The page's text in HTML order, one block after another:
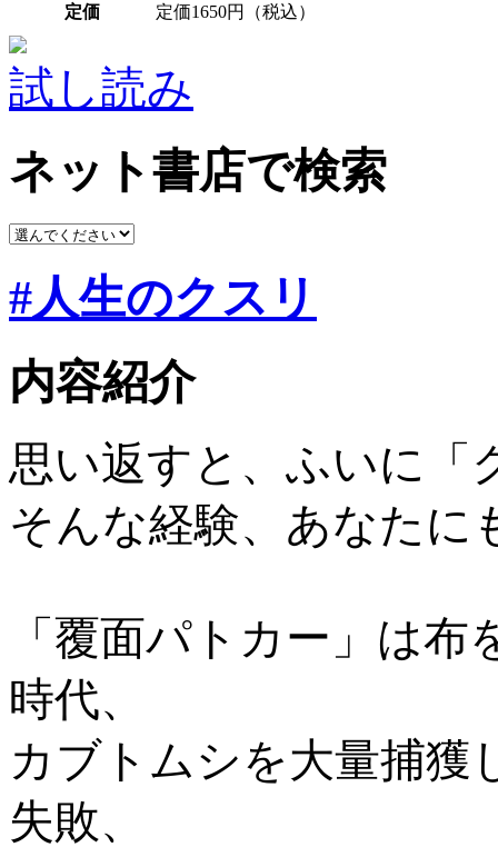
定価
定価1650円（税込）
試し読み
ネット書店で検索
#人生のクスリ
内容紹介
思い返すと、ふいに「
そんな経験、あなたに
「覆面パトカー」は
時代、
カブトムシを大量捕獲
失敗、